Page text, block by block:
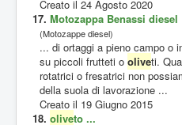
Creato il 24 Agosto 2020
17. Motozappa Benassi
(Motozappe diesel)
... di ortaggi a pieno campo o
su piccoli frutteti o oliveti.
rotatrici o fresatrici non
della suola di lavorazione ...
Creato il 19 Giugno 2015
18. oliveto ...